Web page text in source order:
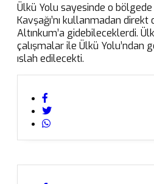
Ülkü Yolu sayesinde o
Kavşağı’nı kullanmadan
Altınkum’a gidebileceklerdi.
çalışmalar ile Ülkü Yolu’ndan
ıslah edilecekti.